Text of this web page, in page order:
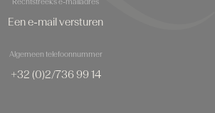
Rechtstreeks e-mailadres
Een e-mail versturen
Algemeen telefoonnummer
+32 (0)2/736 99 14